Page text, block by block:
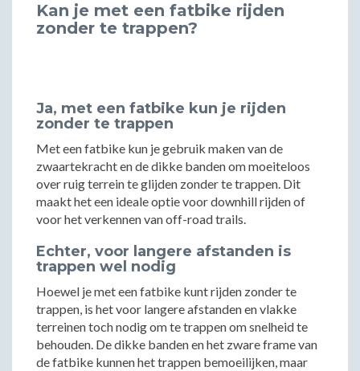
Kan je met een fatbike rijden
zonder te trappen?
Ja, met een fatbike kun je rijden
zonder te trappen
Met een fatbike kun je gebruik maken van de
zwaartekracht en de dikke banden om moeiteloos
over ruig terrein te glijden zonder te trappen. Dit
maakt het een ideale optie voor downhill rijden of
voor het verkennen van off-road trails.
Echter, voor langere afstanden is
trappen wel nodig
Hoewel je met een fatbike kunt rijden zonder te
trappen, is het voor langere afstanden en vlakke
terreinen toch nodig om te trappen om snelheid te
behouden. De dikke banden en het zware frame van
de fatbike kunnen het trappen bemoeilijken, maar